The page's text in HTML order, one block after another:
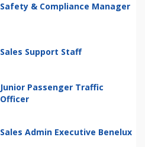
Safety & Compliance Manager
Sales Support Staff
Junior Passenger Traffic
Officer
Sales Admin Executive Benelux